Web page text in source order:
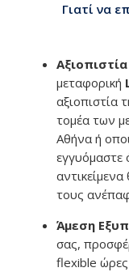
Γιατί να
μεταφορική
αξιοπιστία
τομέα των
Αθήνα ή
εγγυόμαστε
τους
Άμεση
σας,
flexible